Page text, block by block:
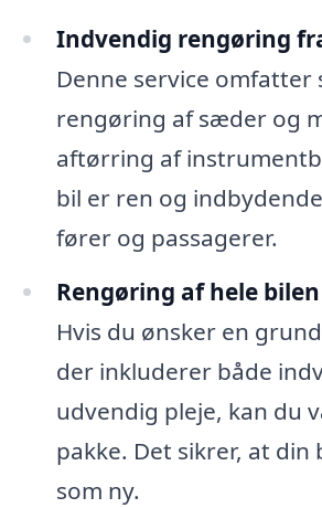
Indvendig rengøring
Denne service omfatter
rengøring af sæder og
aftørring af
bil er ren og
fører og passagerer.
Rengøring af hele
Hvis du ønsker en
der inkluderer både
udvendig pleje, kan du
pakke. Det sikrer, at din
som ny.